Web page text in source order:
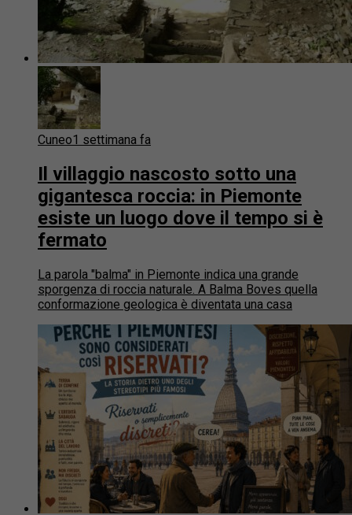
Cuneo1 settimana fa
Il villaggio nascosto sotto una
gigantesca roccia: in Piemonte
esiste un luogo dove il tempo si è
fermato
La parola "balma" in Piemonte indica una grande
sporgenza di roccia naturale. A Balma Boves quella
conformazione geologica è diventata una casa